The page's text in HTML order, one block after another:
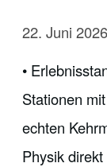
22. Juni 2026
•
Stationen
echten
Physik